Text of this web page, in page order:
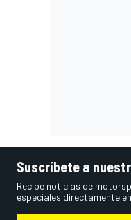
Suscríbete a
Recibe noticias de
especiales directamente